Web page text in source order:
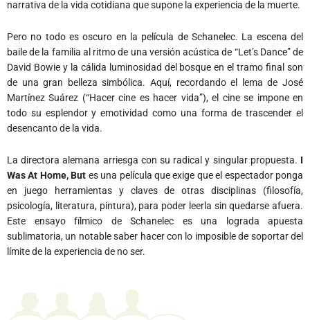
narrativa de la vida cotidiana que supone la experiencia de la muerte.
Pero no todo es oscuro en la película de Schanelec. La escena del
baile de la familia al ritmo de una versión acústica de “Let’s Dance” de
David Bowie y la cálida luminosidad del bosque en el tramo final son
de una gran belleza simbólica. Aquí, recordando el lema de José
Martínez Suárez (“Hacer cine es hacer vida”), el cine se impone en
todo su esplendor y emotividad como una forma de trascender el
desencanto de la vida.
La directora alemana arriesga con su radical y singular propuesta. I
Was At Home, But es una película que exige que el espectador ponga
en juego herramientas y claves de otras disciplinas (filosofía,
psicología, literatura, pintura), para poder leerla sin quedarse afuera.
Este ensayo fílmico de Schanelec es una lograda apuesta
sublimatoria, un notable saber hacer con lo imposible de soportar del
límite de la experiencia de no ser.